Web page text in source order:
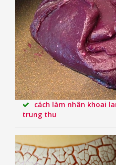
cách làm nhân khoai
trung thu